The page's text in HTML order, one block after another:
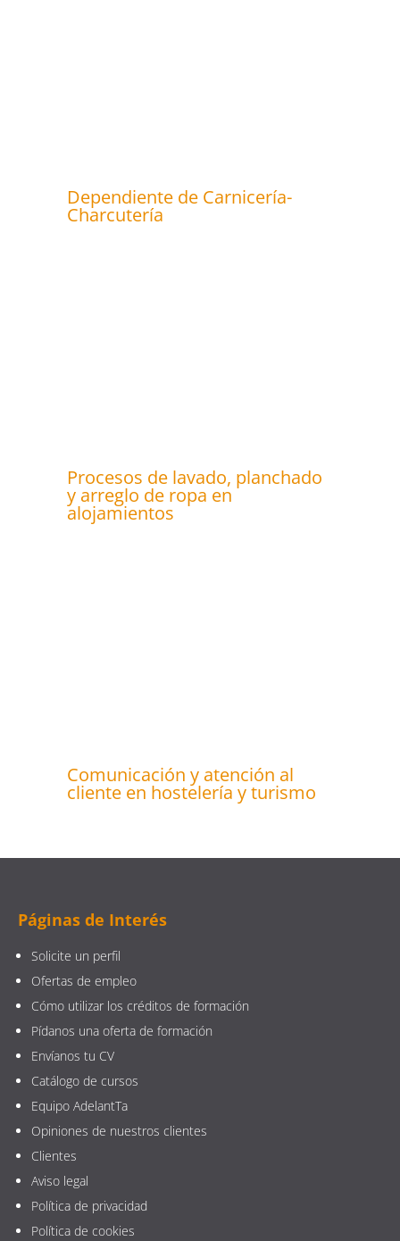
Dependiente de Carnicería-
Charcutería
Procesos de lavado, planchado
y arreglo de ropa en
alojamientos
Comunicación y atención al
cliente en hostelería y turismo
Páginas de Interés
Solicite un perfil
Ofertas de empleo
Cómo utilizar los créditos de formación
Pídanos una oferta de formación
Envíanos tu CV
Catálogo de cursos
Equipo AdelantTa
Opiniones de nuestros clientes
Clientes
Aviso legal
Política de privacidad
Política de cookies